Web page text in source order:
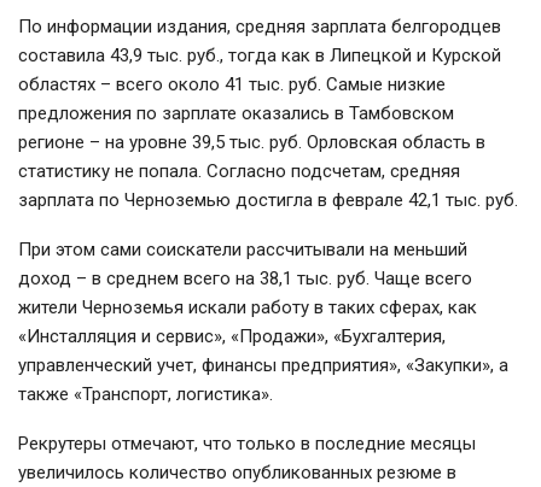
По информации издания, средняя зарплата белгородцев
составила 43,9 тыс. руб., тогда как в Липецкой и Курской
областях – всего около 41 тыс. руб. Самые низкие
предложения по зарплате оказались в Тамбовском
регионе – на уровне 39,5 тыс. руб. Орловская область в
статистику не попала. Согласно подсчетам, средняя
зарплата по Черноземью достигла в феврале 42,1 тыс. руб.
При этом сами соискатели рассчитывали на меньший
доход – в среднем всего на 38,1 тыс. руб. Чаще всего
жители Черноземья искали работу в таких сферах, как
«Инсталляция и сервис», «Продажи», «Бухгалтерия,
управленческий учет, финансы предприятия», «Закупки», а
также «Транспорт, логистика».
Рекрутеры отмечают, что только в последние месяцы
увеличилось количество опубликованных резюме в